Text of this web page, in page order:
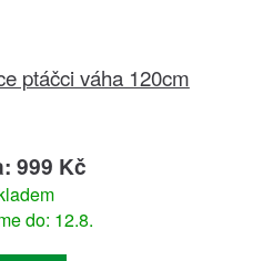
ptáčci váha 120cm
999 Kč
do: 12.8.